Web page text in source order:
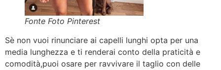
Fonte Foto Pinterest
Sè non vuoi rinunciare ai capelli lunghi opta per una
media lunghezza e ti renderai conto della praticità e
comodità,puoi osare per ravvivare il taglio con delle